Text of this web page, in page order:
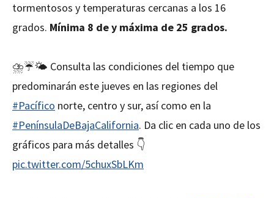
tormentosos y temperaturas cercanas a los 16
grados. Mínima 8 de y máxima de 25 grados.
⛈️☔️🌤️ Consulta las condiciones del tiempo que
predominarán este jueves en las regiones del
#Pacífico norte, centro y sur, así como en la
#PenínsulaDeBajaCalifornia. Da clic en cada uno de los
gráficos para más detalles 👇
pic.twitter.com/5chuxSbLKm